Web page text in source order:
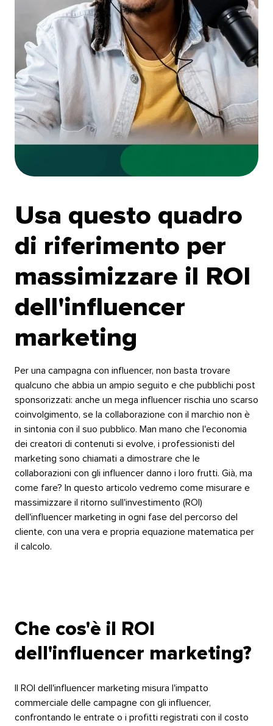
Usa questo quadro
di riferimento per
massimizzare il ROI
dell'influencer
marketing​​
Per una campagna con influencer, non basta trovare
qualcuno che abbia un ampio seguito e che pubblichi post
sponsorizzati: anche un mega influencer rischia uno scarso
coinvolgimento, se la collaborazione con il marchio non è
in sintonia con il suo pubblico. Man mano che l'economia
dei creatori di contenuti si evolve, i professionisti del
marketing sono chiamati a dimostrare che le
collaborazioni con gli influencer danno i loro frutti. Già, ma
come fare? In questo articolo vedremo come misurare e
massimizzare il ritorno sull'investimento (ROI)
dell'influencer marketing in ogni fase del percorso del
cliente, con una vera e propria equazione matematica per
il calcolo.​​
Che cos'è il ROI
dell'influencer marketing?​​
Il ROI dell'influencer marketing misura l'impatto
commerciale delle campagne con gli influencer,
confrontando le entrate o i profitti registrati con il costo